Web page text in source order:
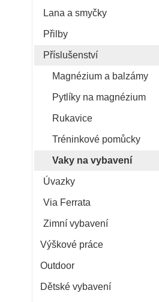
Lana a smyčky
Přilby
Příslušenství
Magnézium a balzámy
Pytlíky na magnézium
Rukavice
Tréninkové pomůcky
Vaky na vybavení
Úvazky
Via Ferrata
Zimní vybavení
Výškové práce
Outdoor
Dětské vybavení